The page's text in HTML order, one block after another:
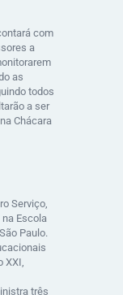
com
a
as
todos
a ser
Chácara
Serviço,
Escola
Paulo.
XXI,
três